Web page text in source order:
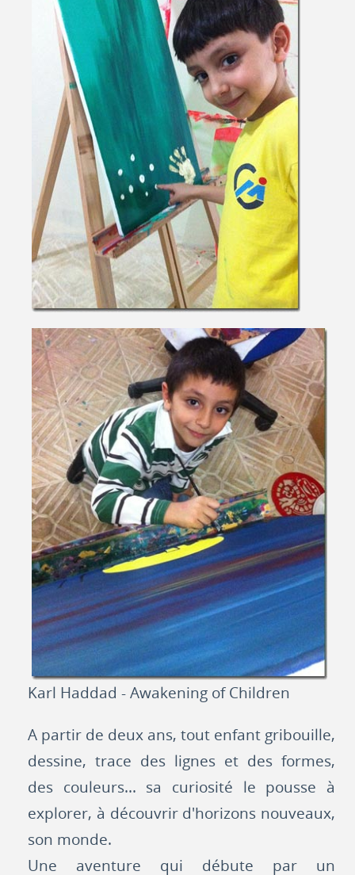
Karl Haddad - Awakening of Children
A partir de deux ans, tout enfant gribouille,
dessine, trace des lignes et des formes,
des couleurs... sa curiosité le pousse à
explorer, à découvrir d'horizons nouveaux,
son monde.
Une aventure qui débute par un